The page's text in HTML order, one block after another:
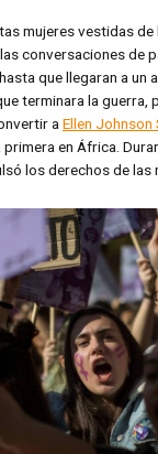
mujeres vestidas de
conversaciones de
que llegaran a un
terminara la guerra,
a Ellen Johnson
en África.
los derechos de las